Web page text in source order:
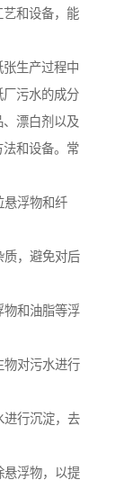
和设备，能
生产过程中
污水的成分
漂白剂以及
和设备。常
浮物和纤
，避免对后
和油脂等浮
对污水进行
行沉淀，去
浮物，以提